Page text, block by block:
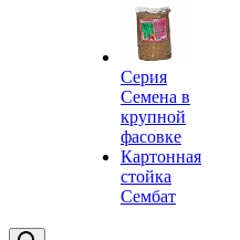
Серия
Семена в
крупной
фасовке
Картонная
стойка
Сембат